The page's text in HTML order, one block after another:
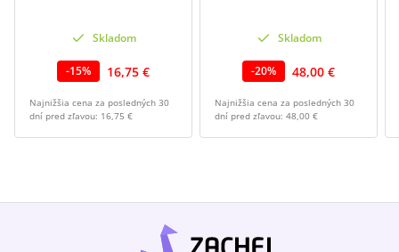
Skladom
-15% 16,75 €
Najnižšia cena za posledných 30
dní pred zľavou: 16,75 €
Skladom
-20% 48,00 €
Najnižšia cena za posledných 30
dní pred zľavou: 48,00 €